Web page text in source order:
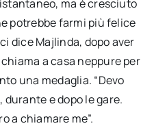
ma è cresciuto
potrebbe farmi più felice
dice Majlinda, dopo aver
a casa neppure per
una medaglia. “Devo
e dopo le gare.
a chiamare me”.